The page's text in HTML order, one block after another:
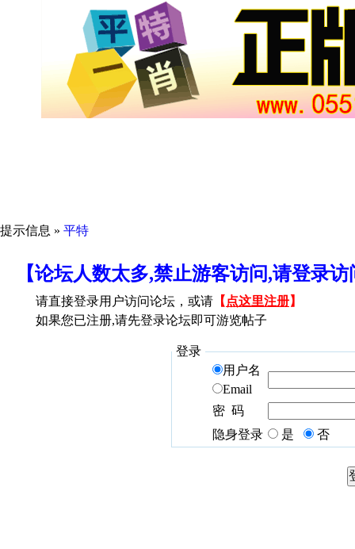
提示信息 » 平特
【论坛人数太多,禁止游客访问,请登录
请直接登录用户访问论坛，或请 【 点这里注册】
如果您已注册,请先登录论坛即可游览帖子
登录
用户名
Email
密 码
隐身登录
是 否